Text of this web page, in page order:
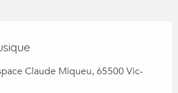
Claude Miqueu, 65500 Vic-